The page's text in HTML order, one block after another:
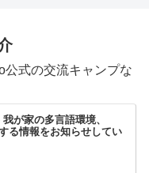
式の交流キャンプな
が家の多言語環境、
る情報をお知らせしてい